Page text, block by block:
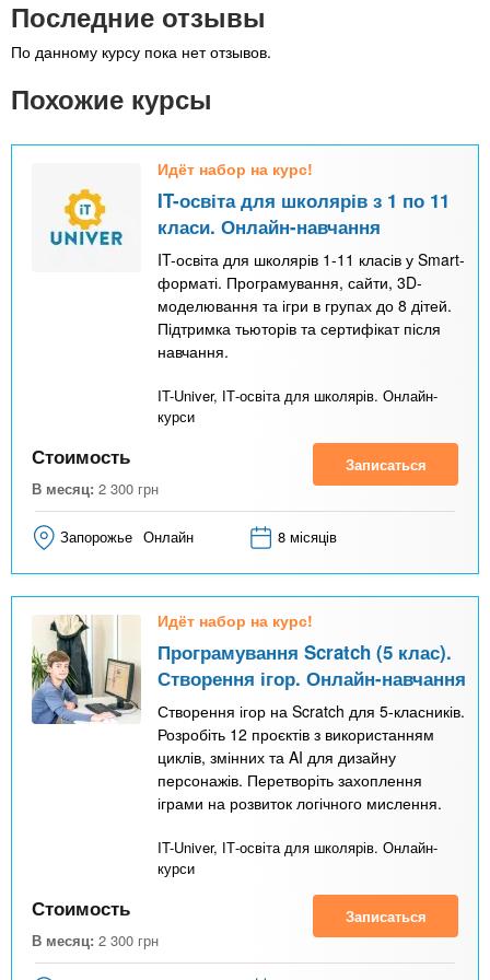
Последние отзывы
По данному курсу пока нет отзывов.
Похожие курсы
Идёт набор на курс!
IT-освіта для школярів з 1 по 11
класи. Онлайн-навчання
IT-освіта для школярів 1-11 класів у Smart-
форматі. Програмування, сайти, 3D-
моделювання та ігри в групах до 8 дітей.
Підтримка тьюторів та сертифікат після
навчання.
IT-Univer, ІТ-освіта для школярів. Онлайн-
курси
Стоимость
В месяц: 2 300 грн
Записаться
Запорожье Онлайн 8 місяців
Идёт набор на курс!
Програмування Scratch (5 клас).
Створення ігор. Онлайн-навчання
Створення ігор на Scratch для 5-класників.
Розробіть 12 проєктів з використанням
циклів, змінних та AI для дизайну
персонажів. Перетворіть захоплення
іграми на розвиток логічного мислення.
IT-Univer, ІТ-освіта для школярів. Онлайн-
курси
Стоимость
В месяц: 2 300 грн
Записаться